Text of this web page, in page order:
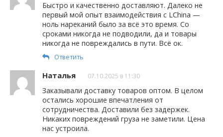
Быстро и качественно доставляют. Далеко не
первый мой опыт взаимодействия с LChina —
ноль нареканий было за всё это время. Со
сроками никогда не подводили, да и товары
никогда не повреждались в пути. Всё ок.
Ответить
Наталья 07.10.2025 в 11:30
Заказывали доставку товаров оптом. В целом
остались хорошие впечатления от
сотрудничества. Доставили без задержек.
Никаких повреждений груза не заметили. Цена
нас устроила.